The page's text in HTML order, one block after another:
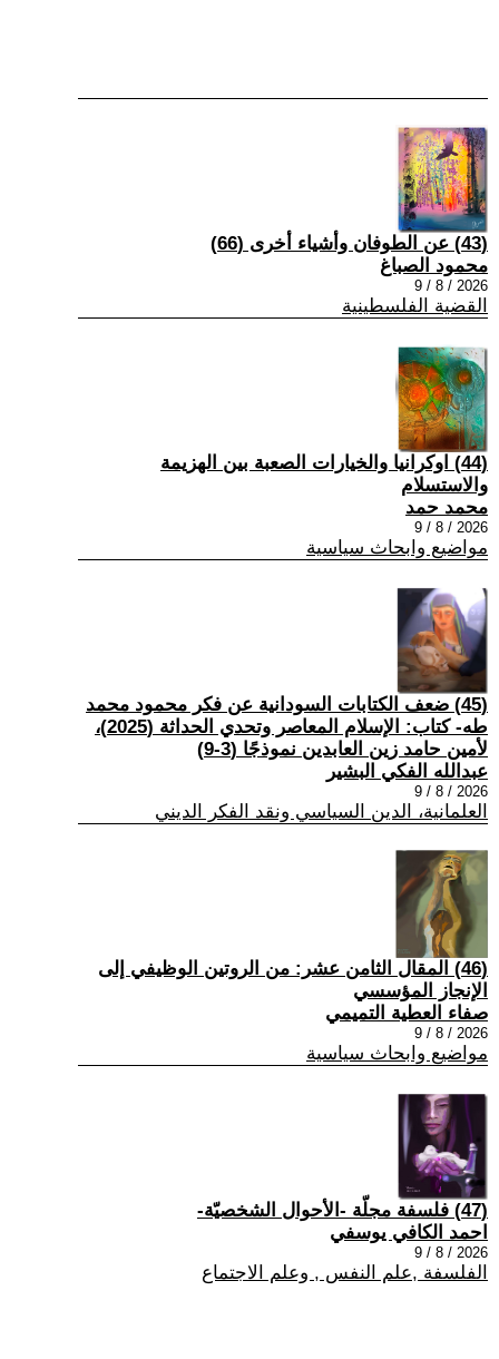
(43) عن الطوفان وأشياء أخرى (66)
محمود الصباغ
2026 / 8 / 9
القضية الفلسطينية
(44) اوكرانيا والخيارات الصعبة بين الهزيمة
والاستسلام
محمد حمد
2026 / 8 / 9
مواضيع وابحاث سياسية
(45) ضعف الكتابات السودانية عن فكر محمود محمد
طه- كتاب: الإسلام المعاصر وتحدي الحداثة (2025)،
لأمين حامد زين العابدين نموذجًا (3-9)
عبدالله الفكي البشير
2026 / 8 / 9
العلمانية، الدين السياسي ونقد الفكر الديني
(46) المقال الثامن عشر: من الروتين الوظيفي إلى
الإنجاز المؤسسي
صفاء العطية التميمي
2026 / 8 / 9
مواضيع وابحاث سياسية
(47) فلسفة مجلّة -الأحوال الشخصيّة-
احمد الكافي يوسفي
2026 / 8 / 9
الفلسفة ,علم النفس , وعلم الاجتماع